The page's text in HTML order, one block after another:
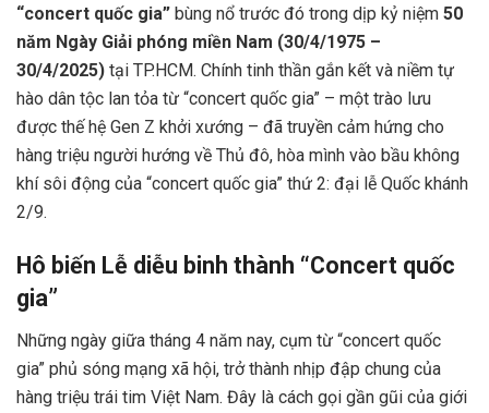
“concert quốc gia” bùng nổ trước đó trong dịp kỷ niệm 50
năm Ngày Giải phóng miền Nam (30/4/1975 –
30/4/2025) tại TP.HCM. Chính tinh thần gắn kết và niềm tự
hào dân tộc lan tỏa từ “concert quốc gia” – một trào lưu
được thế hệ Gen Z khởi xướng – đã truyền cảm hứng cho
hàng triệu người hướng về Thủ đô, hòa mình vào bầu không
khí sôi động của “concert quốc gia” thứ 2: đại lễ Quốc khánh
2/9.
Hô biến Lễ diễu binh thành “Concert quốc
gia”
Những ngày giữa tháng 4 năm nay, cụm từ “concert quốc
gia” phủ sóng mạng xã hội, trở thành nhịp đập chung của
hàng triệu trái tim Việt Nam. Đây là cách gọi gần gũi của giới